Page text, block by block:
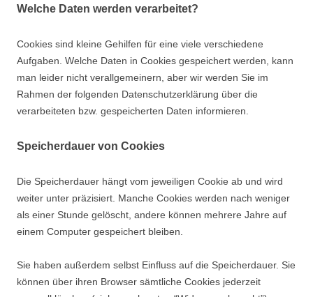
Welche Daten werden verarbeitet?
Cookies sind kleine Gehilfen für eine viele verschiedene
Aufgaben. Welche Daten in Cookies gespeichert werden, kann
man leider nicht verallgemeinern, aber wir werden Sie im
Rahmen der folgenden Datenschutzerklärung über die
verarbeiteten bzw. gespeicherten Daten informieren.
Speicherdauer von Cookies
Die Speicherdauer hängt vom jeweiligen Cookie ab und wird
weiter unter präzisiert. Manche Cookies werden nach weniger
als einer Stunde gelöscht, andere können mehrere Jahre auf
einem Computer gespeichert bleiben.
Sie haben außerdem selbst Einfluss auf die Speicherdauer. Sie
können über ihren Browser sämtliche Cookies jederzeit